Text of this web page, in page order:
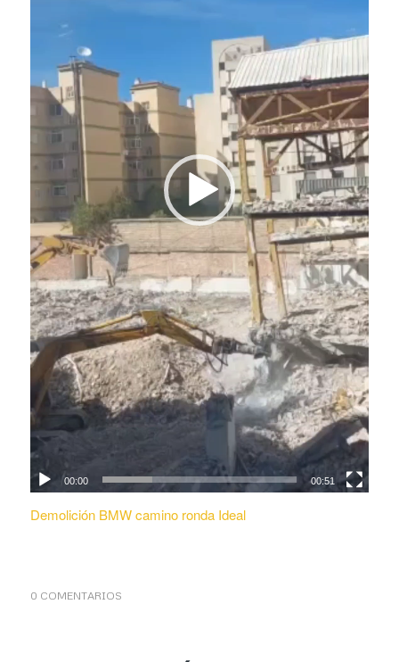
00:00 00:51
Demolición BMW camino ronda Ideal
0 COMENTARIOS